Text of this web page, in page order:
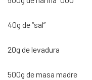
40g de “sal”
20g de levadura
500g de masa madre